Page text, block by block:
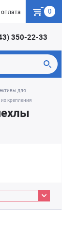
Гарантия
0
350-22-33
для
крепления